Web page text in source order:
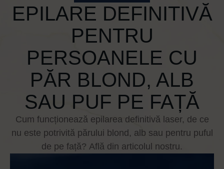
EPILARE DEFINITIVĂ
PENTRU
PERSOANELE CU
PĂR BLOND, ALB
SAU PUF PE FAȚĂ
Cum funcționează epilarea definitivă laser, de ce
nu este potrivită părului blond, alb sau pentru puful
de pe față? Află din articolul nostru.